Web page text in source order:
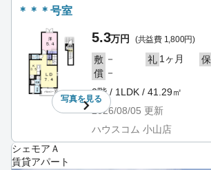
＊＊＊号室
写真を見る
5.3万円 (共益費 1,800円)
敷 － 礼 1ヶ月 保
償 －
2階 / 1LDK / 41.29㎡
2026/08/05 更新
ハウスコム 小山店
シェモアＡ
賃貸アパート